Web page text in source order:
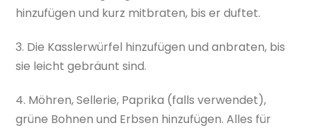
hinzufügen und kurz mitbraten, bis er duftet.
3. Die Kasslerwürfel hinzufügen und anbraten, bis
sie leicht gebräunt sind.
4. Möhren, Sellerie, Paprika (falls verwendet),
grüne Bohnen und Erbsen hinzufügen. Alles für